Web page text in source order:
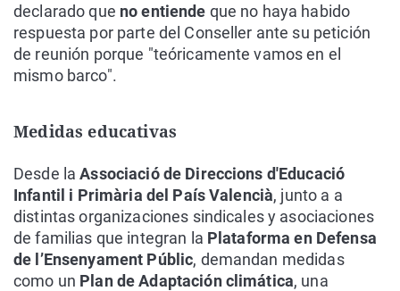
declarado que no entiende que no haya habido
respuesta por parte del Conseller ante su petición
de reunión porque "teóricamente vamos en el
mismo barco".
Medidas educativas
Desde laAssociació de Direccions d'Educació
Infantil i Primària del País Valencià, junto a a
distintas organizaciones sindicales y asociaciones
de familias que integran la Plataforma en Defensa
de l’Ensenyament Públic, demandan medidas
como un Plan de Adaptación climática, una